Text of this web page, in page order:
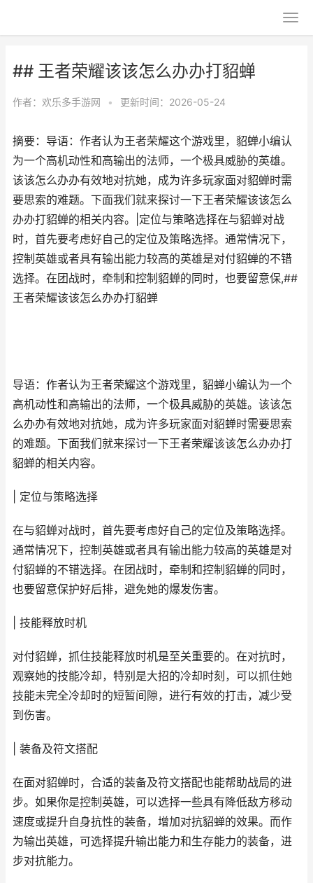
## 王者荣耀该该怎么办办打貂蝉
作者： 欢乐多手游网 • 更新时间：2026-05-24
摘要：导语：作者认为王者荣耀这个游戏里，貂蝉小编认
为一个高机动性和高输出的法师，一个极具威胁的英雄。
该该怎么办办有效地对抗她，成为许多玩家面对貂蝉时需
要思索的难题。下面我们就来探讨一下王者荣耀该该怎么
办办打貂蝉的相关内容。|定位与策略选择在与貂蝉对战
时，首先要考虑好自己的定位及策略选择。通常情况下，
控制英雄或者具有输出能力较高的英雄是对付貂蝉的不错
选择。在团战时，牵制和控制貂蝉的同时，也要留意保,##
王者荣耀该该怎么办办打貂蝉
导语：作者认为王者荣耀这个游戏里，貂蝉小编认为一个
高机动性和高输出的法师，一个极具威胁的英雄。该该怎
么办办有效地对抗她，成为许多玩家面对貂蝉时需要思索
的难题。下面我们就来探讨一下王者荣耀该该怎么办办打
貂蝉的相关内容。
| 定位与策略选择
在与貂蝉对战时，首先要考虑好自己的定位及策略选择。
通常情况下，控制英雄或者具有输出能力较高的英雄是对
付貂蝉的不错选择。在团战时，牵制和控制貂蝉的同时，
也要留意保护好后排，避免她的爆发伤害。
| 技能释放时机
对付貂蝉，抓住技能释放时机是至关重要的。在对抗时，
观察她的技能冷却，特别是大招的冷却时刻，可以抓住她
技能未完全冷却时的短暂间隙，进行有效的打击，减少受
到伤害。
| 装备及符文搭配
在面对貂蝉时，合适的装备及符文搭配也能帮助战局的进
步。如果你是控制英雄，可以选择一些具有降低敌方移动
速度或提升自身抗性的装备，增加对抗貂蝉的效果。而作
为输出英雄，可选择提升输出能力和生存能力的装备，进
步对抗能力。